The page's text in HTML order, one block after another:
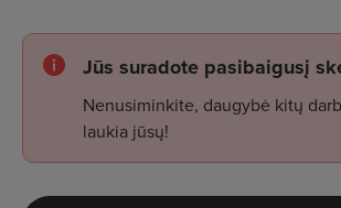
Jūs suradote pasibaigusį
Nenusiminkite, daugybė kitų
laukia jūsų!